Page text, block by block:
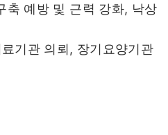
축 예방 및 근력 강화, 낙상
기관 의뢰, 장기요양기관